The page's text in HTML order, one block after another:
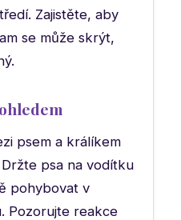
Zajistěte, aby
se může skrýt,
psem a králíkem
psa na vodítku
pohybovat v
Pozorujte reakce